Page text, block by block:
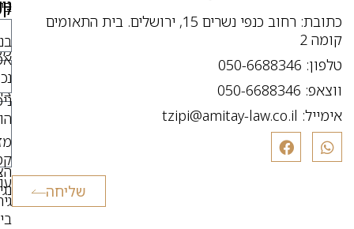
כתובת: רחוב כנפי נשרים 15, ירושלים. בית התאומים
קומה 2
טלפון: 050-6688346
ווצאפ: 050-6688346
אימייל: tzipi@amitay-law.co.il
שליחה